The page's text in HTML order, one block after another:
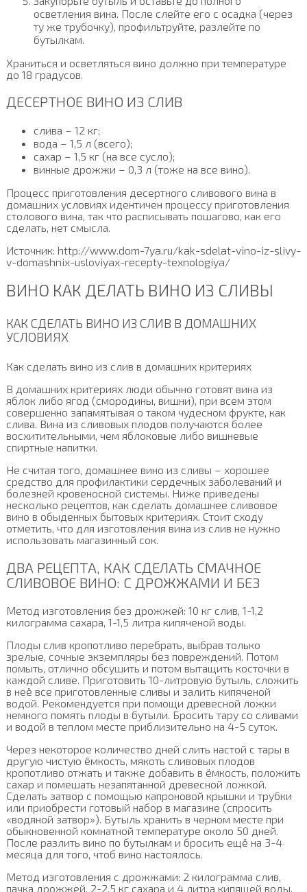
осветления вина. После слейте его с осадка (через
ту же трубочку), профильтруйте, разлейте по
бутылкам.
Храниться и осветляться вино должно при температуре
до 18 градусов.
ДЕСЕРТНОЕ ВИНО ИЗ СЛИВ
слива – 12 кг;
вода – 1,5 л (всего);
сахар – 1,5 кг (на все сусло);
винные дрожжи – 0,3 л (тоже на все вино).
Процесс приготовления десертного сливового вина в
домашних условиях идентичен процессу приготовления
столового вина, так что расписывать пошагово, как его
сделать, нет смысла.
Источник: http://www.dom-7ya.ru/kak-sdelat-vino-iz-slivy-
v-domashnix-usloviyax-recepty-texnologiya/
ВИНО КАК ДЕЛАТЬ ВИНО ИЗ СЛИВЫ
КАК СДЕЛАТЬ ВИНО ИЗ СЛИВ В ДОМАШНИХ
УСЛОВИЯХ
Как сделать вино из слив в домашних критериях
В домашних критериях люди обычно готовят вина из
яблок либо ягод (смородины, вишни), при всем этом
совершенно запамятывая о таком чудесном фрукте, как
слива. Вина из сливовых плодов получаются более
восхитительными, чем яблоковые либо вишневые
спиртные напитки.
Не считая того, домашнее вино из сливы – хорошее
средство для профилактики сердечных заболеваний и
болезней кровеносной системы. Ниже приведены
несколько рецептов, как сделать домашнее сливовое
вино в обыденных бытовых критериях. Стоит сходу
отметить, что для изготовления вина из слив не нужно
использовать магазинный сок.
ДВА РЕЦЕПТА, КАК СДЕЛАТЬ СМАЧНОЕ
СЛИВОВОЕ ВИНО: С ДРОЖЖАМИ И БЕЗ
Метод изготовления без дрожжей: 10 кг слив, 1-1,2
килограмма сахара, 1-1,5 литра кипяченой воды.
Плоды слив кропотливо перебрать, выбрав только
зрелые, сочные экземпляры без повреждений. Потом
помыть, отлично обсушить и потом вытащить косточки в
каждой сливе. Приготовить 10-литровую бутыль, сложить
в неё все приготовленные сливы и залить кипяченой
водой. Рекомендуется при помощи древесной ложки
немного помять плоды в бутыли. Бросить тару со сливами
и водой в теплом месте приблизительно на 4-5 суток.
Через некоторое количество дней слить настой с тары в
другую чистую ёмкость, мякоть сливовых плодов
кропотливо отжать и также добавить в ёмкость, положить
сахар и помешать незапятанной древесной ложкой.
Сделать затвор с помощью капроновой крышки и трубки
или приобрести готовый набор в магазине (спросить
«водяной затвор»). Бутыль хранить в черном месте при
обыкновенной комнатной температуре около 50 дней.
После разлить вино по бутылкам и бросить ещё на 3-4
месяца для того, чтоб вино настоялось.
Метод изготовления с дрожжами: 2 килограмма слив,
пачка дрожжей, 2-2,5 кг сахара и 4 литра кипящей воды.